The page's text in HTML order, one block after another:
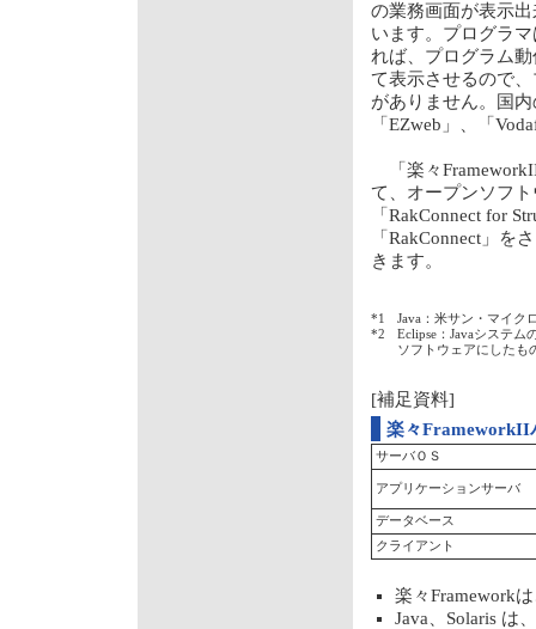
の業務画面が表示
います。プログラ
れば、プログラム
て表示させるので
がありません。国
「EZweb」、「
「楽々
て、オープンソフ
「RakConnect for
「RakConnect」を
きます。
*1
Java：米サン・マイク
*2
Eclipse：Javaシステ
ソフトウェアにしたも
[補足資料]
楽々FrameworkII
サーバＯＳ
アプリケーションサーバ
データベース
クライアント
楽々Framework
Java、Solaris は